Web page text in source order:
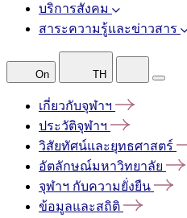
บริการสังคม
สาระความรู้และข่าวสาร
On TH
เกี่ยวกับจุฬาฯ
ประวัติจุฬาฯ
วิสัยทัศน์และยุทธศาสตร์
อัตลักษณ์มหาวิทยาลัย
จุฬาฯ กับความยั่งยืน
ข้อมูลและสถิติ